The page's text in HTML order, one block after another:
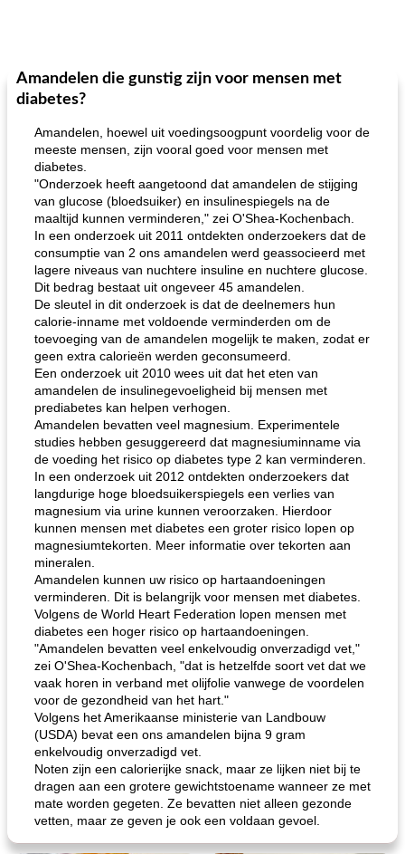
Amandelen die gunstig zijn voor mensen met
diabetes?
Amandelen, hoewel uit voedingsoogpunt voordelig voor de
meeste mensen, zijn vooral goed voor mensen met
diabetes.
"Onderzoek heeft aangetoond dat amandelen de stijging
van glucose (bloedsuiker) en insulinespiegels na de
maaltijd kunnen verminderen," zei O'Shea-Kochenbach.
In een onderzoek uit 2011 ontdekten onderzoekers dat de
consumptie van 2 ons amandelen werd geassocieerd met
lagere niveaus van nuchtere insuline en nuchtere glucose.
Dit bedrag bestaat uit ongeveer 45 amandelen.
De sleutel in dit onderzoek is dat de deelnemers hun
calorie-inname met voldoende verminderden om de
toevoeging van de amandelen mogelijk te maken, zodat er
geen extra calorieën werden geconsumeerd.
Een onderzoek uit 2010 wees uit dat het eten van
amandelen de insulinegevoeligheid bij mensen met
prediabetes kan helpen verhogen.
Amandelen bevatten veel magnesium. Experimentele
studies hebben gesuggereerd dat magnesiuminname via
de voeding het risico op diabetes type 2 kan verminderen.
In een onderzoek uit 2012 ontdekten onderzoekers dat
langdurige hoge bloedsuikerspiegels een verlies van
magnesium via urine kunnen veroorzaken. Hierdoor
kunnen mensen met diabetes een groter risico lopen op
magnesiumtekorten. Meer informatie over tekorten aan
mineralen.
Amandelen kunnen uw risico op hartaandoeningen
verminderen. Dit is belangrijk voor mensen met diabetes.
Volgens de World Heart Federation lopen mensen met
diabetes een hoger risico op hartaandoeningen.
"Amandelen bevatten veel enkelvoudig onverzadigd vet,"
zei O'Shea-Kochenbach, "dat is hetzelfde soort vet dat we
vaak horen in verband met olijfolie vanwege de voordelen
voor de gezondheid van het hart."
Volgens het Amerikaanse ministerie van Landbouw
(USDA) bevat een ons amandelen bijna 9 gram
enkelvoudig onverzadigd vet.
Noten zijn een calorierijke snack, maar ze lijken niet bij te
dragen aan een grotere gewichtstoename wanneer ze met
mate worden gegeten. Ze bevatten niet alleen gezonde
vetten, maar ze geven je ook een voldaan gevoel.